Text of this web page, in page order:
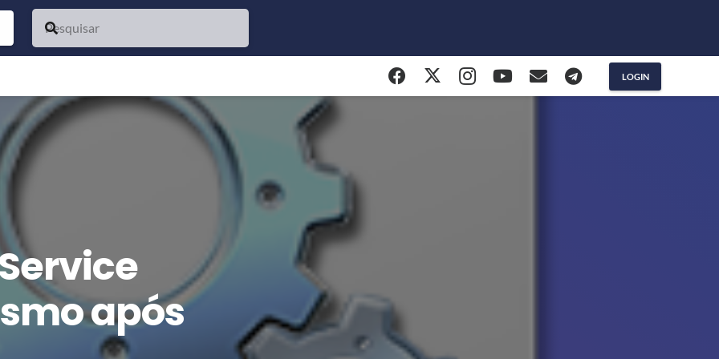
LOGIN
após